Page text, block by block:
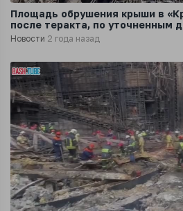
Площадь обрушения крыши в
после теракта, по уточненным
тысяч квадратных метров
Новости 2 года назад